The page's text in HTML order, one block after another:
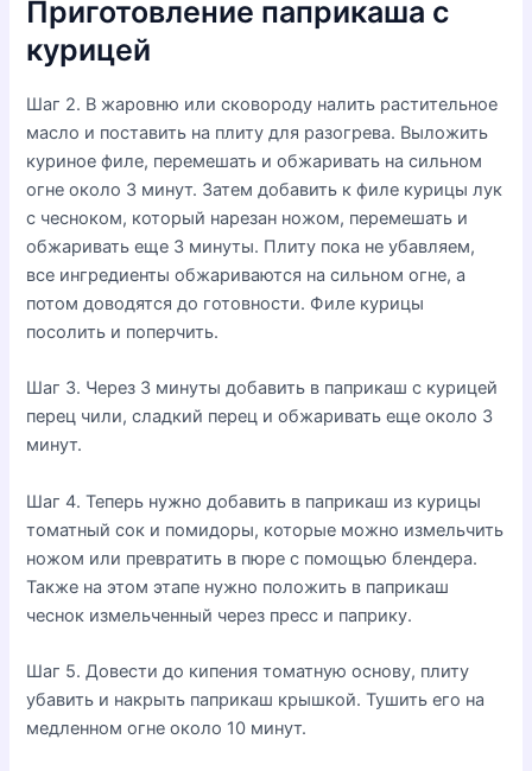
Приготовление паприкаша с
курицей
Шаг 2. В жаровню или сковороду налить растительное
масло и поставить на плиту для разогрева. Выложить
куриное филе, перемешать и обжаривать на сильном
огне около 3 минут. Затем добавить к филе курицы лук
с чесноком, который нарезан ножом, перемешать и
обжаривать еще 3 минуты. Плиту пока не убавляем,
все ингредиенты обжариваются на сильном огне, а
потом доводятся до готовности. Филе курицы
посолить и поперчить.
Шаг 3. Через 3 минуты добавить в паприкаш с курицей
перец чили, сладкий перец и обжаривать еще около 3
минут.
Шаг 4. Теперь нужно добавить в паприкаш из курицы
томатный сок и помидоры, которые можно измельчить
ножом или превратить в пюре с помощью блендера.
Также на этом этапе нужно положить в паприкаш
чеснок измельченный через пресс и паприку.
Шаг 5. Довести до кипения томатную основу, плиту
убавить и накрыть паприкаш крышкой. Тушить его на
медленном огне около 10 минут.